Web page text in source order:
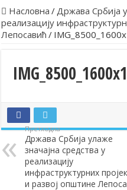
Обележена храмовна и
Лепосавић прославио Светог
Полагањем венаца и
Братске и пријатељске
ОБАВЕШТЕЊЕ – Бесплатан
Насловна /Држава Србија
реализацију
Лепосавић /
Претходна
Држава Србија улаже
значајна средства у
реализацију
инфраструктурних
и развој општине